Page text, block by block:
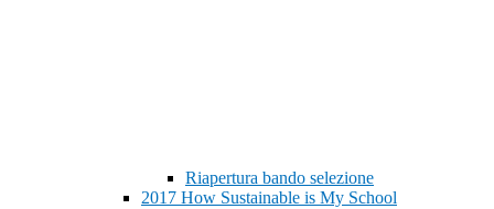
Riapertura bando selezione
2017 How Sustainable is My School